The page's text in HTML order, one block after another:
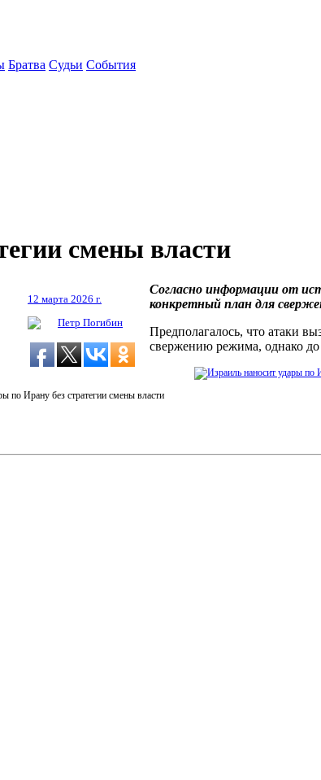
Братва Судьи События
смены власти
12 марта 2026 г.
Петр Погибин
Согласно информации от
конкретный план для
Предполагалось, что атаки
свержению режима, однако до
по Ирану без стратегии смены власти